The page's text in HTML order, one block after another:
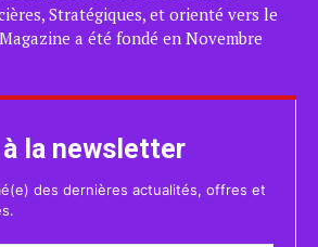
Stratégiques, et orienté vers le
a été fondé en Novembre
à la newsletter
des dernières actualités, offres et